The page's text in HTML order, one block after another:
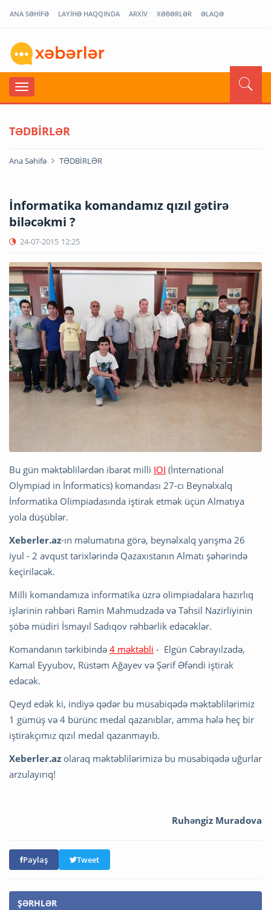
ANA SƏHİFƏ LAYİHƏ HAQQINDA ARXİV XƏBƏRLƏR ƏLAQƏ
TƏDBİRLƏR
Ana Səhifə TƏDBİRLƏR
İnformatika komandamız qızıl gətirə
biləcəkmi ?
24-07-2015 12:25
Bu gün məktəblilərdən ibarət milli IOI (İnternational
Olympiad in İnformatics) komandası 27-cı Beynəlxalq
İnformatika Olimpiadasında iştirak etmək üçün Almatıya
yola düşüblər.
Xeberler.az-ın məlumatına görə, beynəlxalq yarışma 26
iyul - 2 avqust tarixlərində Qazaxıstanın Almatı şəhərində
keçiriləcək.
Milli komandamıza informatika üzrə olimpiadalara hazırlıq
işlərinin rəhbəri Ramin Mahmudzadə və Təhsil Nazirliyinin
şöbə müdiri İsmayıl Sadıqov rəhbərlik edəcəklər.
Komandanın tərkibində 4 məktəbli - Elgün Cəbrayılzadə,
Kamal Eyyubov, Rüstəm Ağayev və Şərif Əfəndi iştirak
edəcək.
Qeyd edək ki, indiyə qədər bu müsabiqədə məktəblilərimiz
1 gümüş və 4 bürünc medal qazanıblar, amma hələ heç bir
iştirakçımız qızıl medal qazanmayıb.
Xeberler.az olaraq məktəblilərimizə bu müsabiqədə uğurlar
arzulayırıq!
Ruhəngiz Muradova
Paylaş Tweet
ŞƏRHLƏR